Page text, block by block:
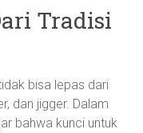
Tradisi
bisa lepas dari
dan jigger. Dalam
bahwa kunci untuk